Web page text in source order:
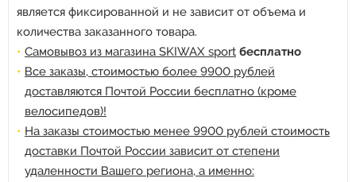
является фиксированной и не зависит от объема и
количества заказанного товара.
Самовывоз из магазина SKIWAX sport бесплатно
Все заказы, стоимостью более 9900 рублей
доставляются Почтой России бесплатно (кроме
велосипедов)!
На заказы стоимостью менее 9900 рублей стоимость
доставки Почтой России зависит от степени
удаленности Вашего региона, а именно: